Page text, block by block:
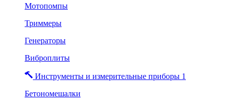
Мотопомпы
Триммеры
Генераторы
Виброплиты
Инструменты и измерительные приборы 1
Бетономешалки